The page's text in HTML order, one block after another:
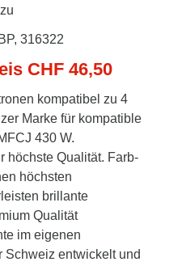
316322
CHF 46,50
kompatibel zu 4
Marke für kompatible
430 W.
höchste Qualität. Farb-
höchsten
brillante
Qualität
im eigenen
Schweiz entwickelt und